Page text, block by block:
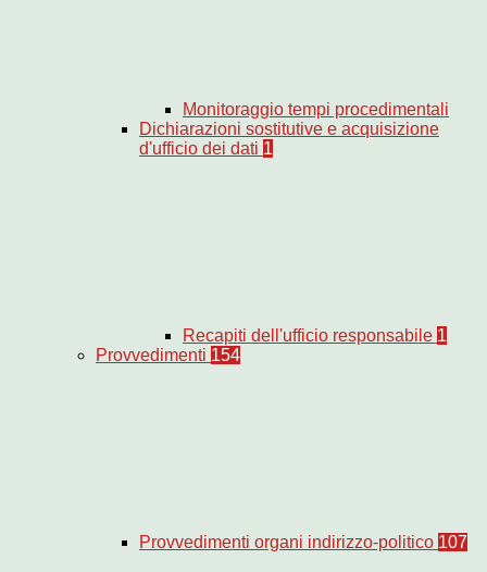
Monitoraggio tempi procedimentali
Dichiarazioni sostitutive e acquisizione
d'ufficio dei dati 1
Recapiti dell'ufficio responsabile 1
Provvedimenti 154
Provvedimenti organi indirizzo-politico 107